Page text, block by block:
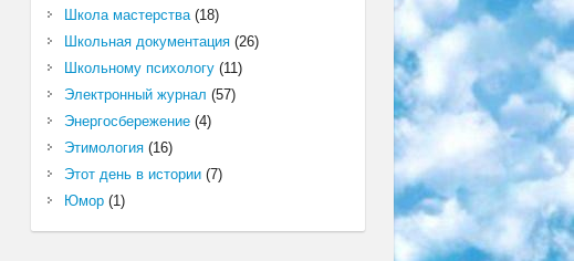
Школа мастерства(18)
Школьная документация(26)
Школьному психологу(11)
Электронный журнал (57)
Энергосбережение(4)
Этимология(16)
Этот день в истории(7)
Юмор(1)